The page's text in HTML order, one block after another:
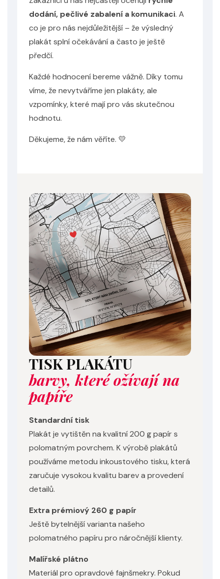
dodání, pečlivé zabalení a komunikaci. A
co je pro nás nejdůležitější – že výsledný
plakát splní očekávání a často je ještě
předčí.
Každé hodnocení bereme vážně. Díky tomu
víme, že nevytváříme jen plakáty, ale
vzpomínky, které mají pro vás skutečnou
hodnotu.
Děkujeme, že nám věříte. 💛
TISK PLAKÁTU
barvy, které ožívají na
papíře
Standardní tisk
Plakát je vytištěn na kvalitní 200 g papír s
polomatným povrchem. K výrobě plakátů
používáme metodu inkoustového tisku, která
zaručuje vysokou kvalitu barev a provedení
detailů.
Extra prémiový 260 g papír
Ještě bytelnější varianta našeho
polomatného papíru pro náročnější klienty.
Malířské plátno
Materiál pro opravdové fajnšmekry. Pokud